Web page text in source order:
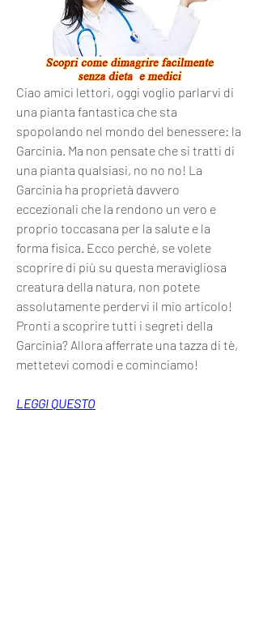
Ciao amici lettori, oggi voglio parlarvi di
una pianta fantastica che sta
spopolando nel mondo del benessere: la
Garcinia. Ma non pensate che si tratti di
una pianta qualsiasi, no no no! La
Garcinia ha proprietà davvero
eccezionali che la rendono un vero e
proprio toccasana per la salute e la
forma fisica. Ecco perché, se volete
scoprire di più su questa meravigliosa
creatura della natura, non potete
assolutamente perdervi il mio articolo!
Pronti a scoprire tutti i segreti della
Garcinia? Allora afferrate una tazza di tè,
mettetevi comodi e cominciamo!
LEGGI QUESTO